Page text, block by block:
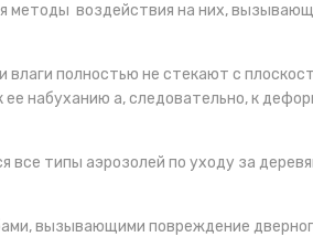
методы воздействия на них,
полностью не стекают с
набуханию а, следовательно, к
типы аэрозолей по уходу за
вызывающими повреждение